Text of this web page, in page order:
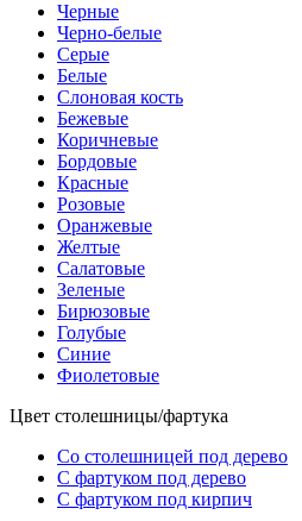
Черные
Черно-белые
Серые
Белые
Слоновая кость
Бежевые
Коричневые
Бордовые
Красные
Розовые
Оранжевые
Желтые
Салатовые
Зеленые
Бирюзовые
Голубые
Синие
Фиолетовые
Цвет столешницы/фартука
Со столешницей под дерево
С фартуком под дерево
С фартуком под кирпич